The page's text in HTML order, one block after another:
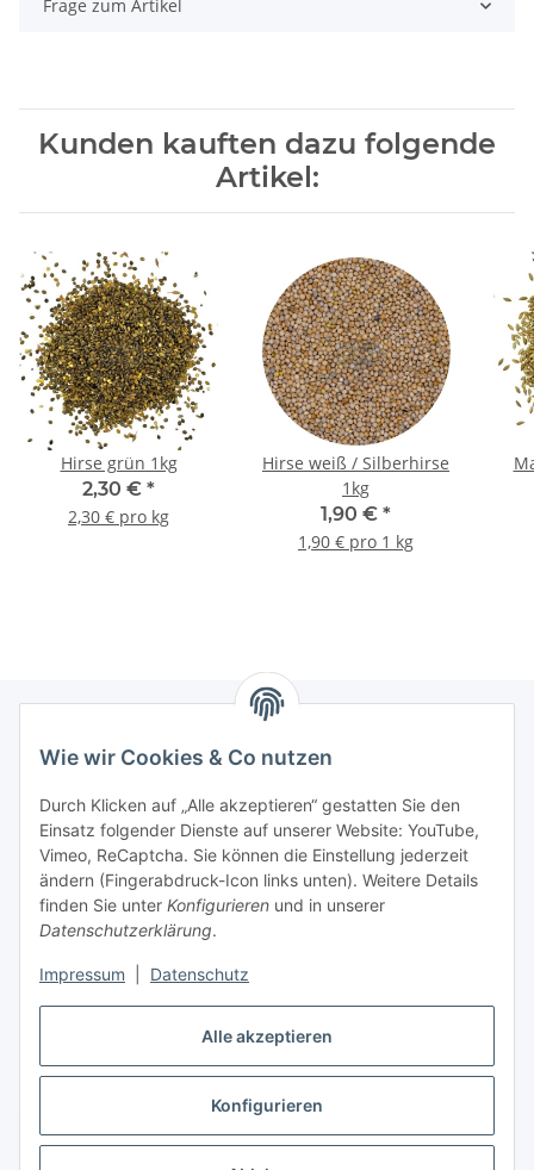
Alle akzeptieren
Konfigurieren
Wie wir Cookies & Co nutzen
Durch Klicken auf „Alle akzeptieren“ gestatten Sie den
Einsatz folgender Dienste auf unserer Website: YouTube,
Vimeo, ReCaptcha. Sie können die Einstellung jederzeit
ändern (Fingerabdruck-Icon links unten). Weitere Details
finden Sie unter Konfigurieren und in unserer
Datenschutzerklärung.
Impressum Datenschutz
Frage zum Artikel
Kunden kauften dazu folgende
Artikel:
Hirse grün 1kg
2,30 € *
2,30 € pro kg
Hirse weiß / Silberhirse
1kg
1,90 € *
1,90 € pro 1 kg
Informationen
Gesetzliche Informationen
Mein Konto
masterframe GmbH
Vertrag widerrufen